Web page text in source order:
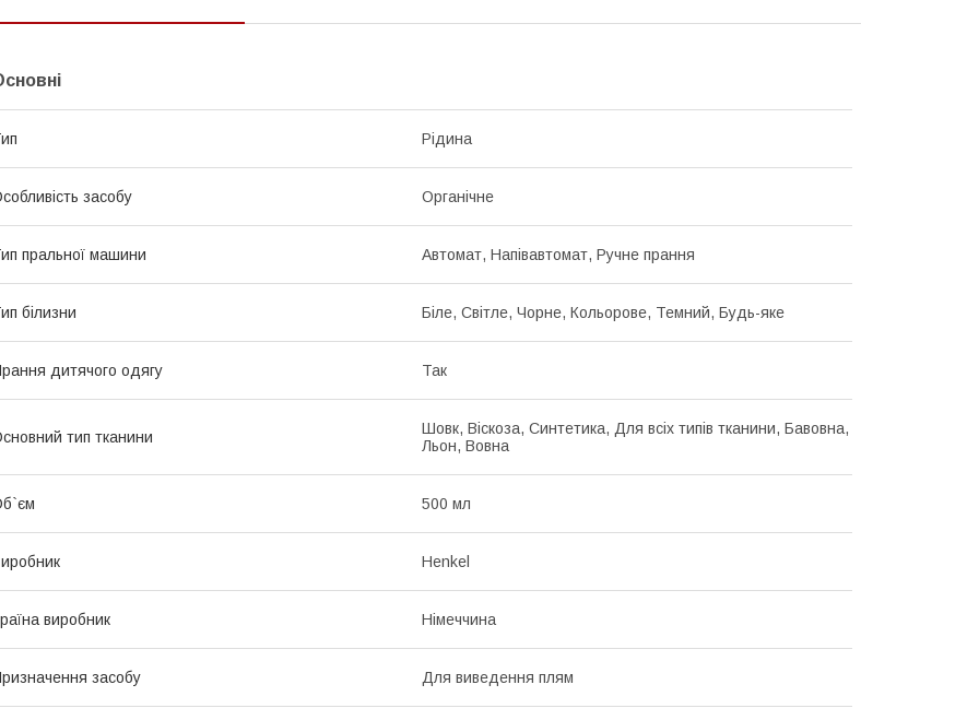
Рідина
засобу Органічне
пральної машини Автомат, Напівавтомат, Ручне прання
білизни Біле, Світле, Чорне, Кольорове, Темний, Будь-яке
дитячого одягу Так
тип тканини
Шовк, Віскоза, Синтетика, Для всіх типів тканини, Бавовна,
Льон, Вовна
500 мл
Henkel
виробник Німеччина
засобу Для виведення плям